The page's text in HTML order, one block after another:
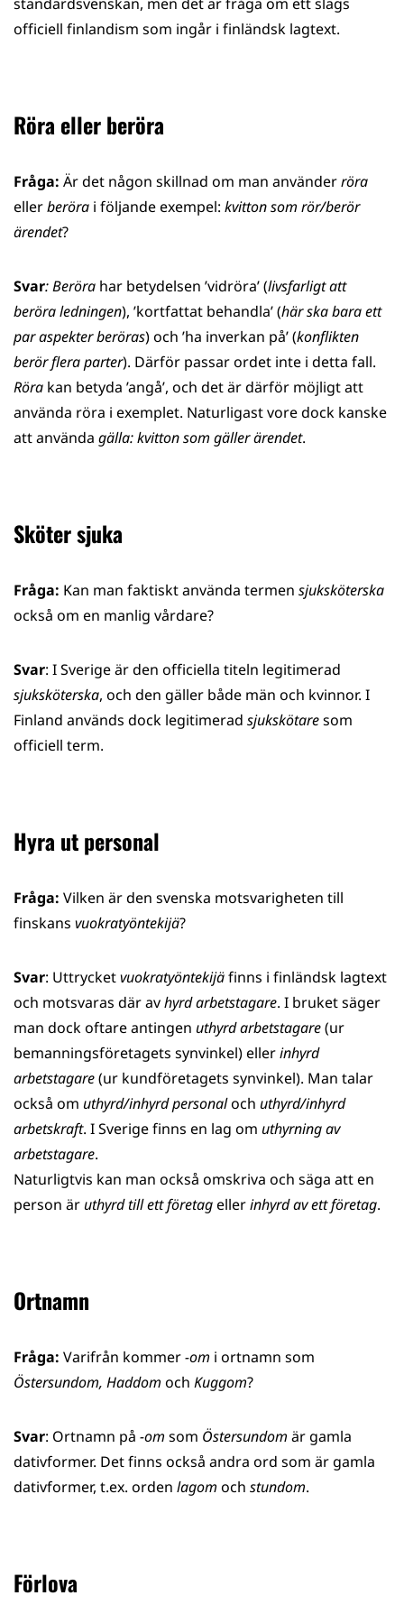
officiell finlandism som ingår i finländsk lagtext.
Röra eller beröra
Fråga: Är det någon skillnad om man använderröra
ellerberöra i följande exempel: kvitton som rör/berör
ärendet?
Svar: Beröra har betydelsen ’vidröra’ (livsfarligt att
beröra ledningen), ’kortfattat behandla’ (här ska bara ett
par aspekter beröras) och ’ha inverkan på’ (konflikten
berör flera parter). Därför passar ordet inte i detta fall.
Röra kan betyda ’angå’, och det är därför möjligt att
använda röra i exemplet. Naturligast vore dock kanske
att använda gälla: kvitton som gäller ärendet.
Sköter sjuka
Fråga: Kan man faktiskt använda termen sjuksköterska
också om en manlig vårdare?
Svar: I Sverige är den officiella titeln legitimerad
sjuksköterska, och den gäller både män och kvinnor. I
Finland används dock legitimerad sjukskötaresom
officiell term.
Hyra ut personal
Fråga: Vilken är den svenska motsvarigheten till
finskans vuokratyöntekijä?
Svar: Uttrycketvuokratyöntekijäfinns i finländsk lagtext
och motsvaras där avhyrd arbetstagare. I bruket säger
man dock oftare antingen uthyrd arbetstagare(ur
bemanningsföretagets synvinkel) ellerinhyrd
arbetstagare(ur kundföretagets synvinkel). Man talar
också om uthyrd/inhyrd personaloch uthyrd/inhyrd
arbetskraft. I Sverige finns en lag om uthyrning av
arbetstagare.
Naturligtvis kan man också omskriva och säga att en
person är uthyrd till ett företagellerinhyrd av ett företag.
Ortnamn
Fråga: Varifrån kommer-om i ortnamn som
Östersundom, Haddom och Kuggom?
Svar: Ortnamn på -om som Östersundom är gamla
dativformer. Det finns också andra ord som är gamla
dativformer, t.ex. orden lagom och stundom.
Förlova